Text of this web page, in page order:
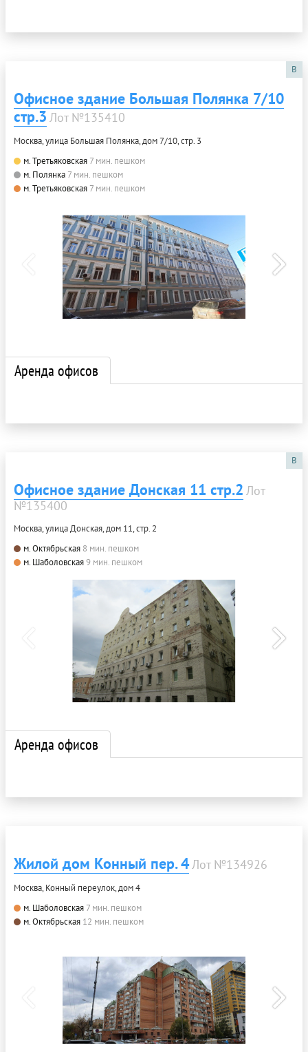
B
Офисное здание Большая Полянка 7/10
стр.3 Лот №135410
Москва, улица Большая Полянка, дом 7/10, стр. 3
м. Третьяковская 7 мин. пешком
м. Полянка 7 мин. пешком
м. Третьяковская 7 мин. пешком
Аренда офисов
B
Офисное здание Донская 11 стр.2 Лот
№135400
Москва, улица Донская, дом 11, стр. 2
м. Октябрьская 8 мин. пешком
м. Шаболовская9 мин. пешком
Аренда офисов
Жилой дом Конный пер. 4Лот №134926
Москва, Конный переулок, дом 4
м. Шаболовская 7 мин. пешком
м. Октябрьская 12 мин. пешком